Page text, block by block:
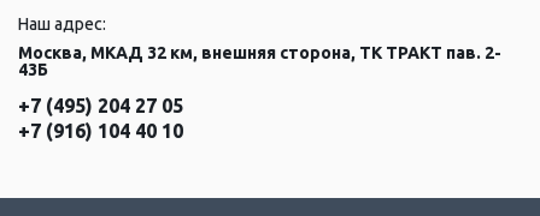
Наш адрес:
Москва, МКАД 32 км, внешняя сторона, ТК ТРАКТ пав. 2-
43Б
+7 (495) 204 27 05
+7 (916) 104 40 10